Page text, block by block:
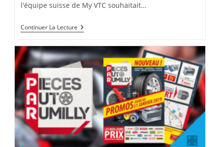
l'équipe suisse de My VTC souhaitait…
Continuer La Lecture My
VTC
:
Logo
Et
Identité
Visuelle